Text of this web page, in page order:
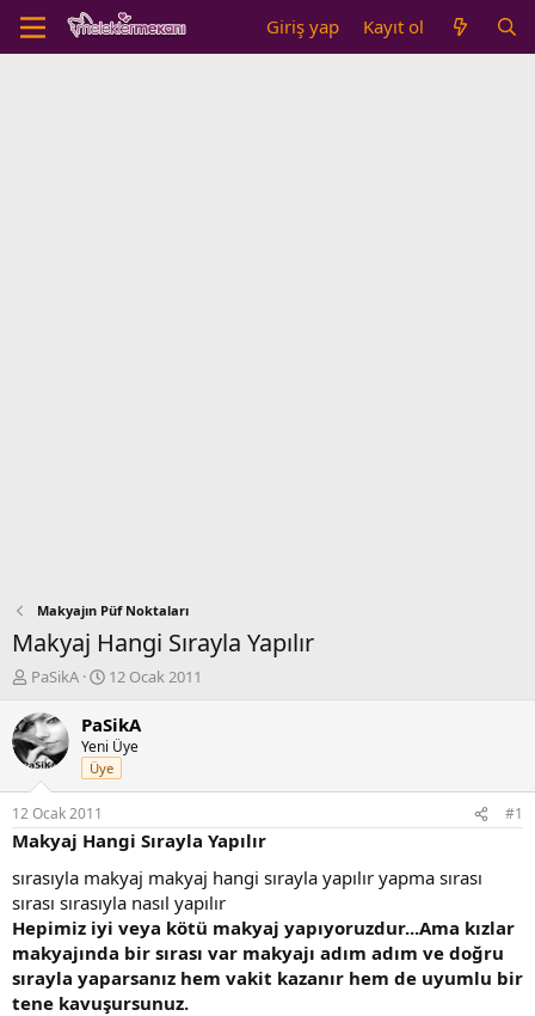
Giriş yap Kayıt ol
Makyajın Püf Noktaları
Makyaj Hangi Sırayla Yapılır
K
n
b
u
y
u
b
a
l
a
t
a
n
PaSikA
B
ş
a
n
ı
ç
t
a
r
i
h
i
12 Ocak 2011
PaSikA
Yeni Üye
Üye
12 Ocak 2011 #1
Makyaj Hangi Sırayla Yapılır
sırasıyla makyaj makyaj hangi sırayla yapılır yapma sırası
sırası sırasıyla nasıl yapılır
Hepimiz iyi veya kötü makyaj yapıyoruzdur...Ama kızlar
makyajında bir sırası var makyajı adım adım ve doğru
sırayla yaparsanız hem vakit kazanır hem de uyumlu bir
tene kavuşursunuz.